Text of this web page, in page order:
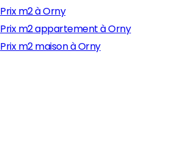
Prix m2 à Orny
Prix m2 appartement à Orny
Prix m2 maison à Orny